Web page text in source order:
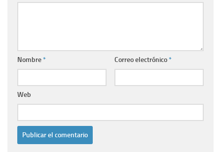
Nombre* Correo electrónico*
Web